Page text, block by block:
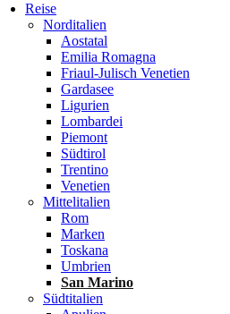
Reise
Norditalien
Aostatal
Emilia Romagna
Friaul-Julisch Venetien
Gardasee
Ligurien
Lombardei
Piemont
Südtirol
Trentino
Venetien
Mittelitalien
Rom
Marken
Toskana
Umbrien
San Marino
Südtitalien